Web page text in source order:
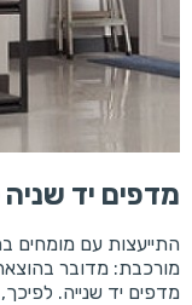
מדפים יד שניה
התייעצות עם מומחים
מורכבת: מדובר
מדפים יד שנייה.